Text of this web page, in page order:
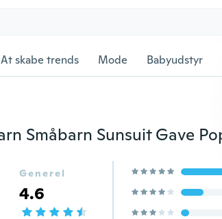
At skabe trends Mode Babyudstyr
Generel
4.6